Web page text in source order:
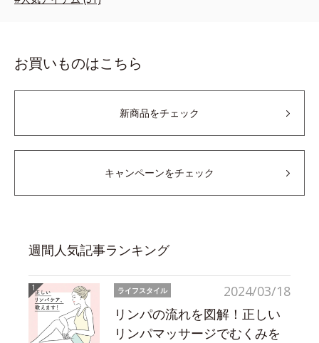
お買いものはこちら
新商品をチェック
キャンペーンをチェック
週間人気記事ランキング
2024/03/18
ライフスタイル
リンパの流れを図解！正しい
リンパマッサージでむくみを